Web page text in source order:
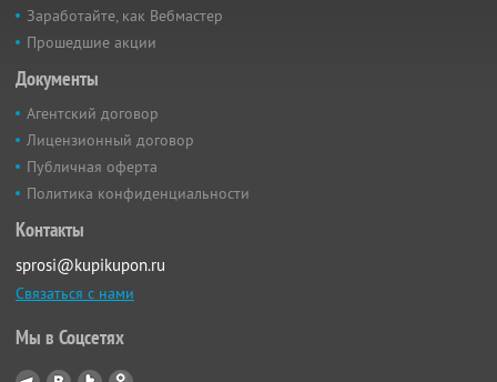
Заработайте, как Вебмастер
Прошедшие акции
Документы
Агентский договор
Лицензионный договор
Публичная оферта
Политика конфиденциальности
Контакты
sprosi@kupikupon.ru
Связаться с нами
Мы в Соцсетях